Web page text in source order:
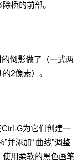
桥的前部。
倒影做了（一式两
2像素）。
G为它们创建一
并添加“ 曲线”调整
用柔软的黑色画笔